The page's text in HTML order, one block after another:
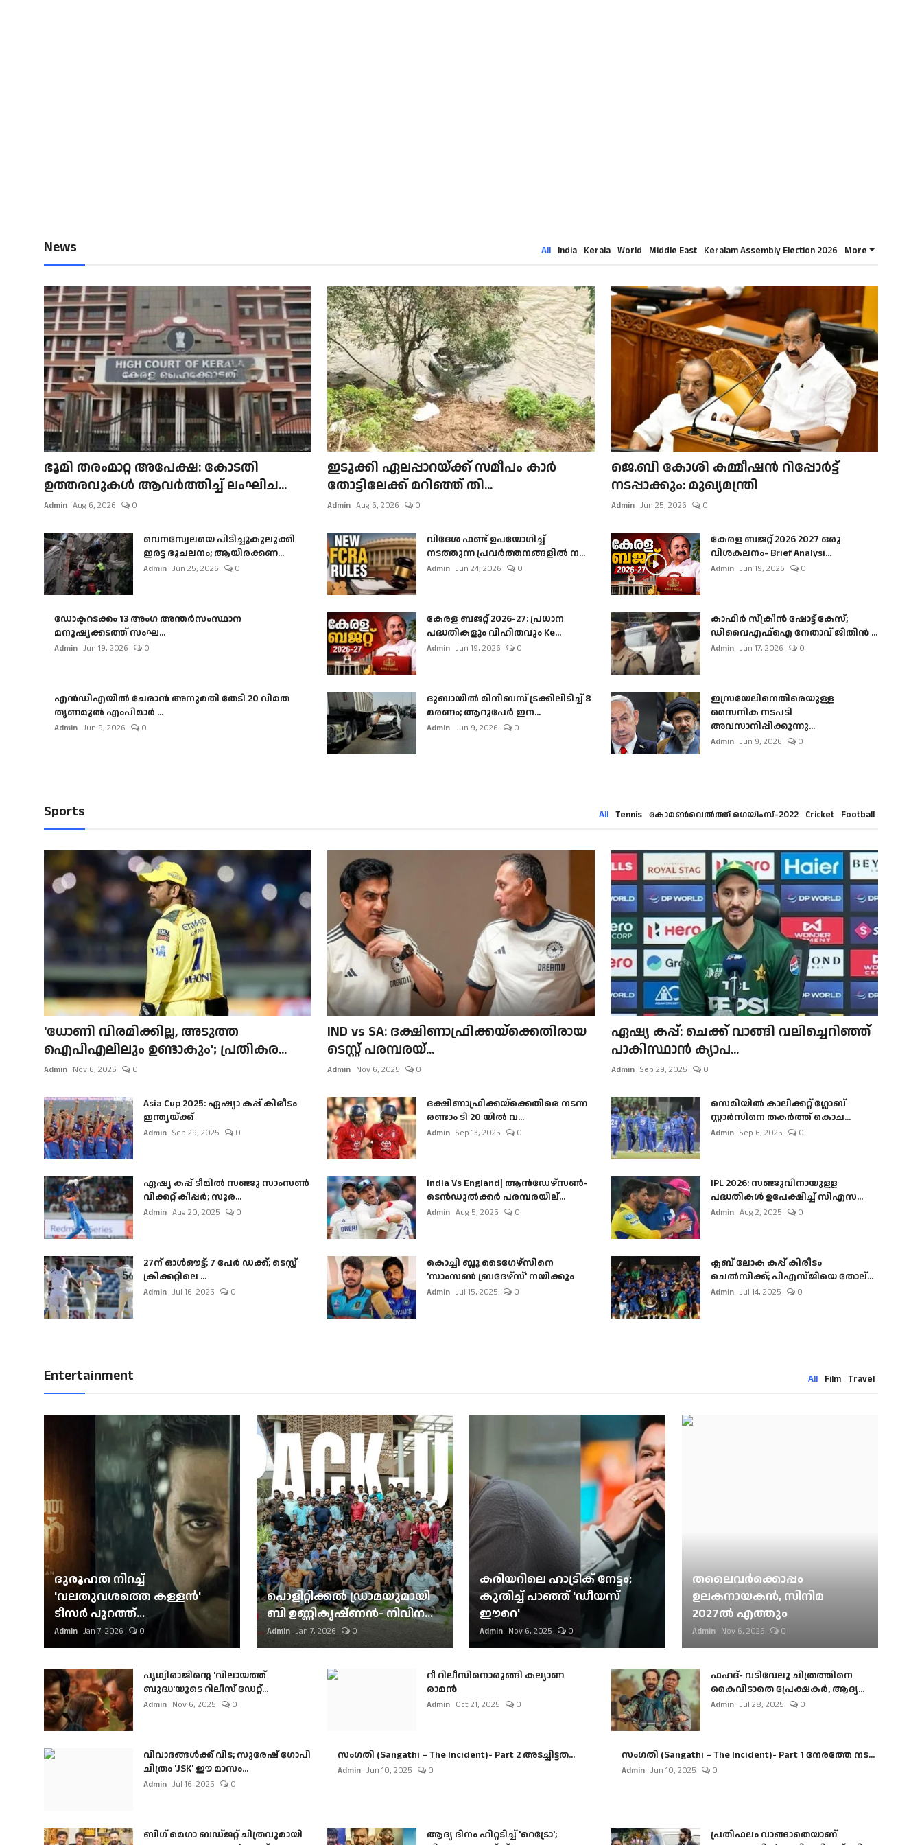
News All India Kerala World Middle East Keralam Assembly Election 2026 More
ഭൂമി തരംമാറ്റ അപേക്ഷ: കോടതി
ഉത്തരവുകൾ ആവർത്തിച്ച് ലംഘിച...
Admin Aug 6, 2026 0
ഇടുക്കി ഏലപ്പാറയ്ക്ക് സമീപം കാർ
തോട്ടിലേക്ക് മറിഞ്ഞ് തി...
Admin Aug 6, 2026 0
ജെ.ബി കോശി കമ്മീഷൻ റിപ്പോർട്ട്
നടപ്പാക്കും: മുഖ്യമന്ത്രി
Admin Jun 25, 2026 0
വെനസ്വേലയെ പിടിച്ചുകുലുക്കി
ഇരട്ട ഭൂചലനം; ആയിരക്കണ...
Admin Jun 25, 2026 0
വിദേശ ഫണ്ട് ഉപയോഗിച്ച്
നടത്തുന്ന പ്രവർത്തനങ്ങളിൽ ന...
Admin Jun 24, 2026 0
കേരള ബജറ്റ് 2026 2027 ഒരു
വിശകലനം- Brief Analysi...
Admin Jun 19, 2026 0
ഡോക്ടറടക്കം 13 അംഗ അന്തർസംസ്ഥാന
മനുഷ്യക്കടത്ത് സംഘ...
Admin Jun 19, 2026 0
കേരള ബജറ്റ് 2026-27: പ്രധാന
പദ്ധതികളും വിഹിതവും Ke...
Admin Jun 19, 2026 0
കാഫിർ സ്‌ക്രീൻ ഷോട്ട് കേസ്;
ഡിവൈഎഫ്ഐ നേതാവ് ജിതിൻ ...
Admin Jun 17, 2026 0
എൻഡിഎയിൽ ചേരാൻ അനുമതി തേടി 20 വിമത
തൃണമൂൽ എംപിമാർ ...
Admin Jun 9, 2026 0
ദുബായിൽ മിനിബസ്​ ട്രക്കിലിടിച്ച് 8
മരണം; ആറുപേർ ഇന...
Admin Jun 9, 2026 0
ഇസ്രയേലിനെതിരെയുള്ള
സൈനിക നടപടി
അവസാനിപ്പിക്കുന്നു...
Admin Jun 9, 2026 0
Sports All Tennis കോമൺവെൽത്ത് ഗെയിംസ്-2022 Cricket Football
'ധോണി വിരമിക്കില്ല, അടുത്ത
ഐപിഎലിലും ഉണ്ടാകും'; പ്രതികര...
Admin Nov 6, 2025 0
IND vs SA: ദക്ഷിണാഫ്രിക്കയ്‌ക്കെതിരായ
ടെസ്റ്റ് പരമ്പരയ്...
Admin Nov 6, 2025 0
ഏഷ്യ കപ്പ്: ചെക്ക് വാങ്ങി വലിച്ചെറിഞ്ഞ്
പാകിസ്ഥാൻ ക്യാപ...
Admin Sep 29, 2025 0
Asia Cup 2025: ഏഷ്യാ കപ്പ് കിരീടം
ഇന്ത്യയ്ക്ക്
Admin Sep 29, 2025 0
ദക്ഷിണാഫ്രിക്കയ്‌ക്കെതിരെ നടന്ന
രണ്ടാം ടി 20 യിൽ വ...
Admin Sep 13, 2025 0
സെമിയിൽ കാലിക്കറ്റ് ഗ്ലോബ്
സ്റ്റാർസിനെ തകർത്ത് കൊച...
Admin Sep 6, 2025 0
ഏഷ്യ കപ്പ് ടീമിൽ സഞ്ജു സാംസൺ
വിക്കറ്റ് കീപ്പർ; സൂര...
Admin Aug 20, 2025 0
India Vs England| ആൻഡേഴ്സൺ-
ടെൻഡുല്‍ക്കർ പരമ്പരയില്...
Admin Aug 5, 2025 0
IPL 2026: സഞ്ജുവിനായുള്ള
പദ്ധതികൾ ഉപേക്ഷിച്ച് സിഎസ...
Admin Aug 2, 2025 0
27ന് ഓൾഔട്ട്; 7 പേർ ഡക്ക്; ടെസ്റ്റ്
ക്രിക്കറ്റിലെ ...
Admin Jul 16, 2025 0
കൊച്ചി ബ്ലൂ ടൈഗേഴ്സിനെ
'സാംസൺ ബ്രദേഴ്സ്' നയിക്കും
Admin Jul 15, 2025 0
ക്ലബ് ലോക കപ്പ് കിരീടം
ചെല്‍സിക്ക്; പിഎസ്ജിയെ തോല്...
Admin Jul 14, 2025 0
Entertainment All Film Travel
ദുരൂഹത നിറച്ച്
'വലതുവശത്തെ കള്ളന്‍'
ടീസര്‍ പുറത്ത്...
Admin Jan 7, 2026 0
പൊളിറ്റിക്കല്‍ ഡ്രാമയുമായി
ബി ഉണ്ണികൃഷ്ണന്‍- നിവിന...
Admin Jan 7, 2026 0
കരിയറിലെ ഹാട്രിക് നേട്ടം;
കുതിച്ച് പാഞ്ഞ് 'ഡീയസ്
ഈറെ'
Admin Nov 6, 2025 0
തലൈവര്‍ക്കൊപ്പം
ഉലകനായകന്‍, സിനിമ
2027ല്‍ എത്തും
Admin Nov 6, 2025 0
പൃഥ്വിരാജിന്റെ 'വിലായത്ത്
ബുദ്ധ'യുടെ റിലീസ് ഡേറ്റ്...
Admin Nov 6, 2025 0
റീ റിലീസിനൊരുങ്ങി കല്യാണ
രാമൻ
Admin Oct 21, 2025 0
ഫഹദ്- വടിവേലു ചിത്രത്തിനെ
കൈവിടാതെ പ്രേക്ഷകർ, ആദ്യ...
Admin Jul 28, 2025 0
വിവാദങ്ങൾക്ക് വിട; സുരേഷ് ഗോപി
ചിത്രം 'JSK' ഈ മാസം...
Admin Jul 16, 2025 0
സംഗതി (Sangathi – The Incident)- Part 2 അടച്ചിട്ടത...
Admin Jun 10, 2025 0
സംഗതി (Sangathi – The Incident)- Part 1 നേരത്തേ നട...
Admin Jun 10, 2025 0
ബി​ഗ് മെഗാ ബഡ്ജറ്റ് ചിത്രവുമായി
ആദ്യ ദിനം ഹിറ്റടിച്ച് 'റെട്രോ';
പ്രതിഫലം വാങ്ങാതെയാണ്